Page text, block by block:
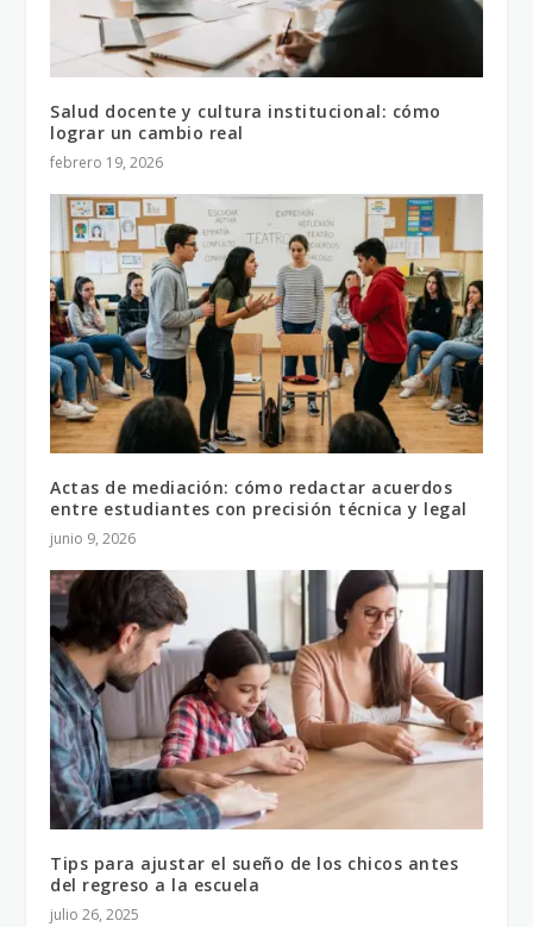
Salud docente y cultura institucional: cómo
lograr un cambio real
febrero 19, 2026
Actas de mediación: cómo redactar acuerdos
entre estudiantes con precisión técnica y legal
junio 9, 2026
Tips para ajustar el sueño de los chicos antes
del regreso a la escuela
julio 26, 2025